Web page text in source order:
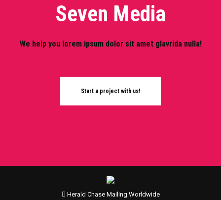
Seven Media
We help you lorem ipsum dolor sit amet glavrida nulla!
Start a project with us!
Herald Chase Mailing Worldwide